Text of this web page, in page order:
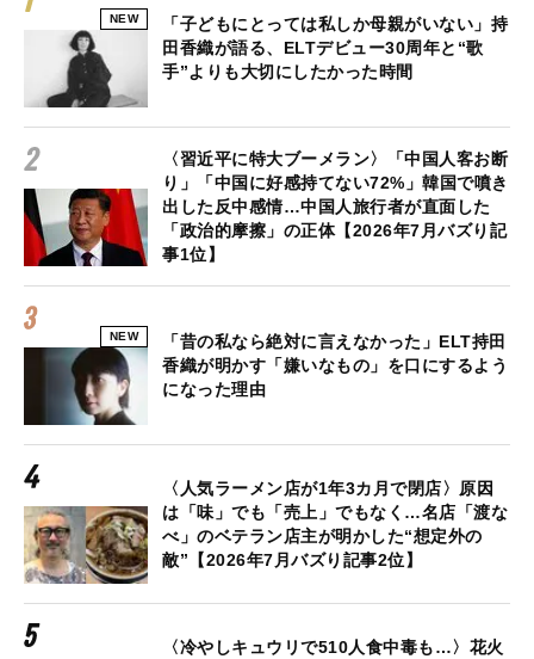
NEW
「子どもにとっては私しか母親がいない」持
田香織が語る、ELTデビュー30周年と“歌
手”よりも大切にしたかった時間
〈習近平に特大ブーメラン〉「中国人客お断
り」「中国に好感持てない72%」韓国で噴き
出した反中感情…中国人旅行者が直面した
「政治的摩擦」の正体【2026年7月バズり記
事1位】
NEW
「昔の私なら絶対に言えなかった」ELT持田
香織が明かす「嫌いなもの」を口にするよう
になった理由
〈人気ラーメン店が1年3カ月で閉店〉原因
は「味」でも「売上」でもなく…名店「渡な
べ」のベテラン店主が明かした“想定外の
敵”【2026年7月バズり記事2位】
〈冷やしキュウリで510人食中毒も…〉花火